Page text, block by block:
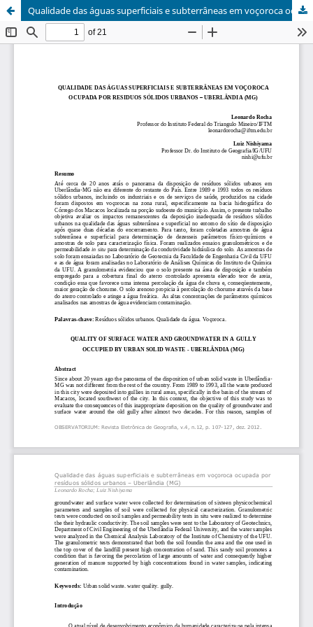
Qualidade das águas superficiais e subterrâneas em voçoroca ocupada por resíduos sólidos urbanos - Uberlândia (MG) / Quality of surface water and groundwater in a gully occupied by urban solid waste - Uberlândia (MG)